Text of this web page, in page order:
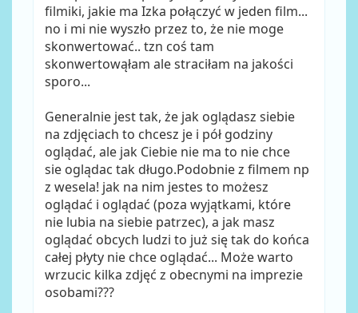
filmiki, jakie ma Izka połączyć w jeden film...
no i mi nie wyszło przez to, że nie moge
skonwertować.. tzn coś tam
skonwertowąłam ale straciłam na jakości
sporo...
Generalnie jest tak, że jak oglądasz siebie
na zdjęciach to chcesz je i pół godziny
oglądać, ale jak Ciebie nie ma to nie chce
sie oglądac tak długo.Podobnie z filmem np
z wesela! jak na nim jestes to możesz
oglądać i oglądać (poza wyjątkami, które
nie lubia na siebie patrzec), a jak masz
oglądać obcych ludzi to już się tak do końca
całej płyty nie chce oglądać... Może warto
wrzucic kilka zdjęć z obecnymi na imprezie
osobami???